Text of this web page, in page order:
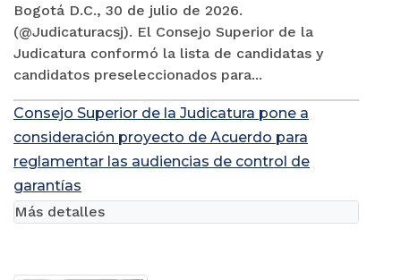
Bogotá D.C., 30 de julio de 2026.
(@Judicaturacsj). El Consejo Superior de la
Judicatura conformó la lista de candidatas y
candidatos preseleccionados para...
Consejo Superior de la Judicatura pone a
consideración proyecto de Acuerdo para
reglamentar las audiencias de control de
garantías
Más detalles